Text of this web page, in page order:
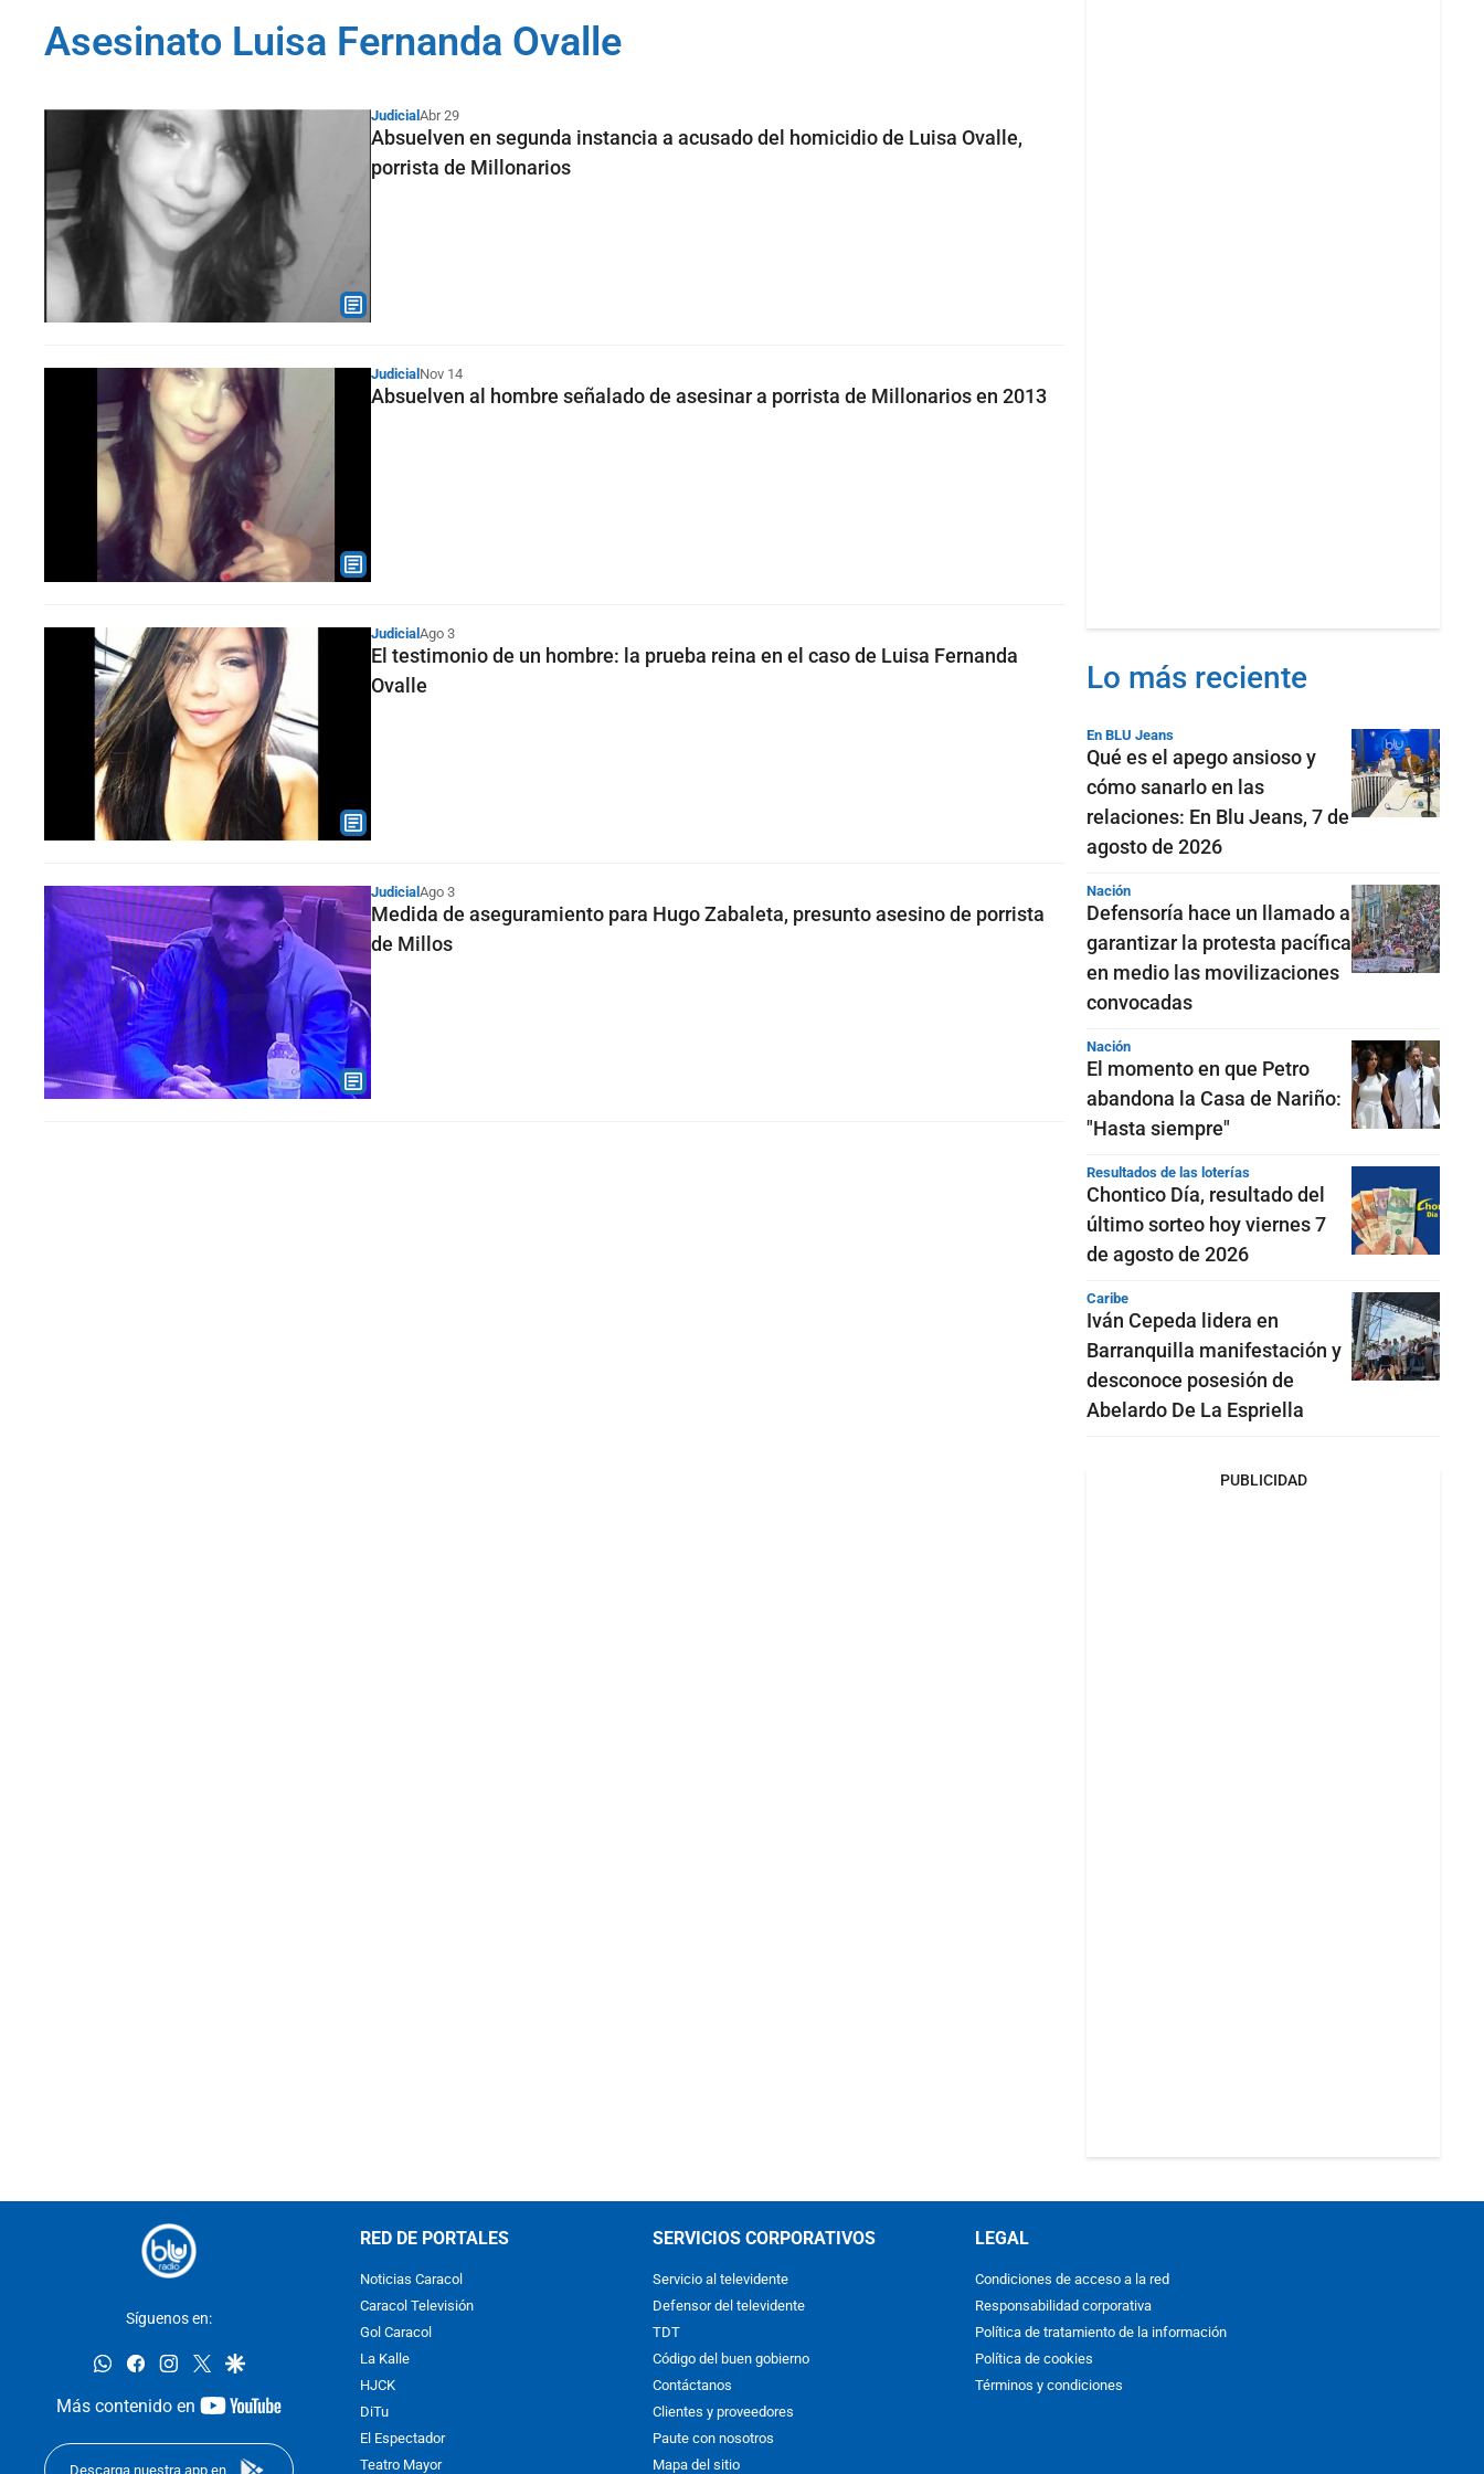
Asesinato Luisa Fernanda Ovalle
Judicial Abr 29
Absuelven en segunda instancia a acusado del homicidio de Luisa Ovalle,
porrista de Millonarios
Judicial Nov 14
Absuelven al hombre señalado de asesinar a porrista de Millonarios en 2013
JudicialAgo 3
El testimonio de un hombre: la prueba reina en el caso de Luisa Fernanda
Ovalle
Judicial Ago 3
Medida de aseguramiento para Hugo Zabaleta, presunto asesino de porrista
de Millos
Lo más reciente
En BLU Jeans
Qué es el apego ansioso y
cómo sanarlo en las
relaciones: En Blu Jeans, 7 de
agosto de 2026
Nación
Defensoría hace un llamado a
garantizar la protesta pacífica
en medio las movilizaciones
convocadas
Nación
El momento en que Petro
abandona la Casa de Nariño:
"Hasta siempre"
Resultados de las loterías
Chontico Día, resultado del
último sorteo hoy viernes 7
de agosto de 2026
Caribe
Iván Cepeda lidera en
Barranquilla manifestación y
desconoce posesión de
Abelardo De La Espriella
PUBLICIDAD
Síguenos en:
whatsappfacebookinstagram
twittergoogle
Más contenido en
youtube-
Descarga nuestra app en
RED DE PORTALES
Noticias Caracol
Caracol Televisión
Gol Caracol
La Kalle
HJCK
DiTu
El Espectador
Teatro Mayor
SERVICIOS CORPORATIVOS
Servicio al televidente
Defensor del televidente
TDT
Código del buen gobierno
Contáctanos
Clientes y proveedores
Paute con nosotros
Mapa del sitio
LEGAL
Condiciones de acceso a la red
Responsabilidad corporativa
Política de tratamiento de la información
Política de cookies
Términos y condiciones